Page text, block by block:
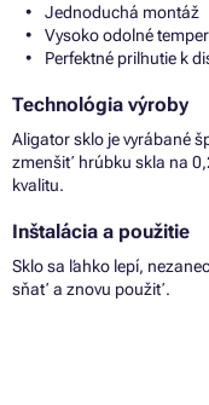
Jednoduchá montáž
Vysoko odolné
Perfektné priľnutie k
Technológia výroby
Aligator sklo je vyrábané
zmenšiť hrúbku skla na
kvalitu.
Inštalácia a použitie
Sklo sa ľahko lepí,
sňať a znovu použiť.